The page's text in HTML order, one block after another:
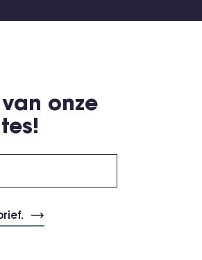
onze